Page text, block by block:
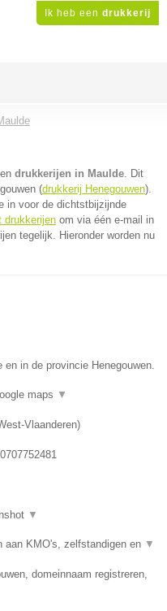
Ik heb een drukkerij
drukkerijen in Maulde. Dit
(drukkerij Henegouwen).
in voor de dichtstbijzijnde
drukkerijen om via één e-mail in
tegelijk. Hieronder worden nu
in de provincie Henegouwen.
maps ▼
Vlaanderen)
0707752481
▼
aan KMO's, zelfstandigen en ▼
domeinnaam registreren,